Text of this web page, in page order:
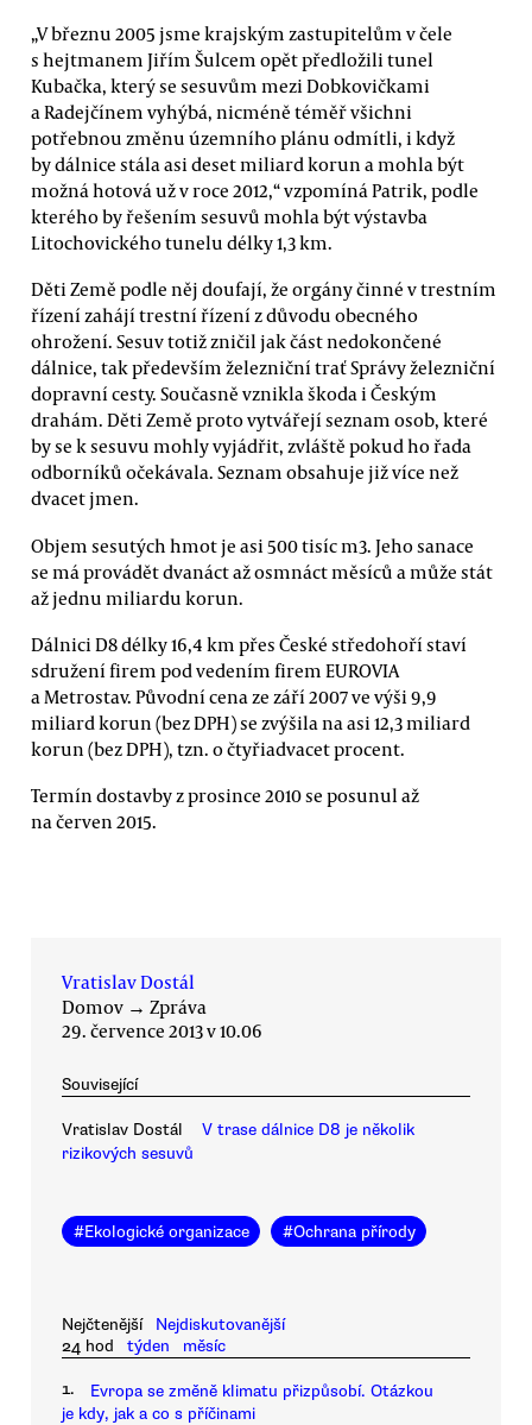
„V březnu 2005 jsme krajským zastupitelům v čele
s hejtmanem Jiřím Šulcem opět předložili tunel
Kubačka, který se sesuvům mezi Dobkovičkami
a Radejčínem vyhýbá, nicméně téměř všichni
potřebnou změnu územního plánu odmítli, i když
by dálnice stála asi deset miliard korun a mohla být
možná hotová už v roce 2012,“ vzpomíná Patrik, podle
kterého by řešením sesuvů mohla být výstavba
Litochovického tunelu délky 1,3 km.
Děti Země podle něj doufají, že orgány činné v trestním
řízení zahájí trestní řízení z důvodu obecného
ohrožení. Sesuv totiž zničil jak část nedokončené
dálnice, tak především železniční trať Správy železniční
dopravní cesty. Současně vznikla škoda i Českým
drahám. Děti Země proto vytvářejí seznam osob, které
by se k sesuvu mohly vyjádřit, zvláště pokud ho řada
odborníků očekávala. Seznam obsahuje již více než
dvacet jmen.
Objem sesutých hmot je asi 500 tisíc m3. Jeho sanace
se má provádět dvanáct až osmnáct měsíců a může stát
až jednu miliardu korun.
Dálnici D8 délky 16,4 km přes České středohoří staví
sdružení firem pod vedením firem EUROVIA
a Metrostav. Původní cena ze září 2007 ve výši 9,9
miliard korun (bez DPH) se zvýšila na asi 12,3 miliard
korun (bez DPH), tzn. o čtyřiadvacet procent.
Termín dostavby z prosince 2010 se posunul až
na červen 2015.
Vratislav Dostál
Domov → Zpráva
29. července 2013 v 10.06
Související
Vratislav Dostál
V trase dálnice D8 je několik
rizikových sesuvů
#Ekologické organizace #Ochrana přírody
Nejčtenější
Nejdiskutovanější
24 hod
týden měsíc
1.
Evropa se změně klimatu přizpůsobí. Otázkou
je kdy, jak a co s příčinami